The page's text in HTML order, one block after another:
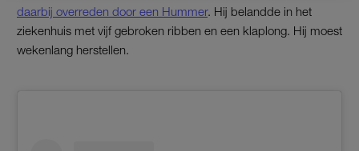
daarbij overreden door een Hummer. Hij belandde in het
ziekenhuis met vijf gebroken ribben en een klaplong. Hij moest
wekenlang herstellen.